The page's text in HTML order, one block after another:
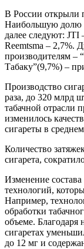
В России открыли
Наибольшую долю
далее следуют:
Reemtsma – 2,7%.
производителям –
Табаку”(9,7%) –
Производство
раза, до 320 млрд
табачной отрасли
изменилось
сигареты в
Количество
сигарета,
Изменение
технологий,
Например,
обработки
объеме.
сигаретах
до 12 мг и